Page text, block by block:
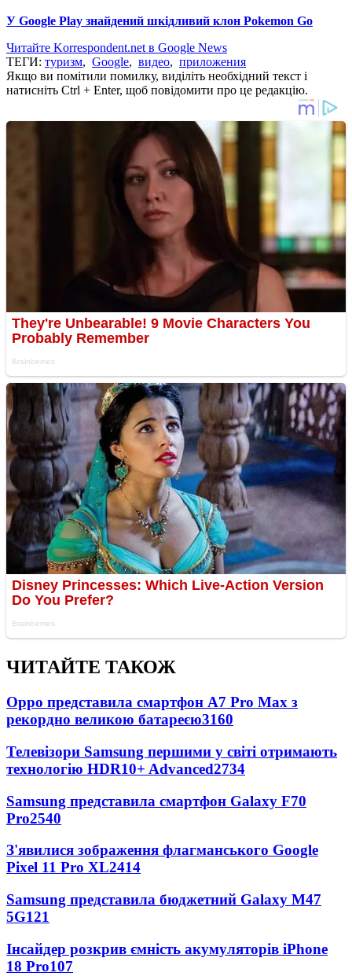
У Google Play знайдений шкідливий клон Pokemon Go
Читайте Korrespondent.net в Google News
ТЕГИ: туризм, Google, видео, приложения
Якщо ви помітили помилку, виділіть необхідний текст і
натисніть Ctrl + Enter, щоб повідомити про це редакцію.
ЧИТАЙТЕ ТАКОЖ
Oppo представила смартфон A7 Pro Max з
рекордно великою батареєю3160
Телевізори Samsung першими у світі отримають
технологію HDR10+ Advanced2734
Samsung представила смартфон Galaxy F70
Pro2540
З'явилися зображення флагманського Google
Pixel 11 Pro XL2414
Samsung представила бюджетний Galaxy M47
5G121
Інсайдер розкрив ємність акумуляторів iPhone
18 Pro107